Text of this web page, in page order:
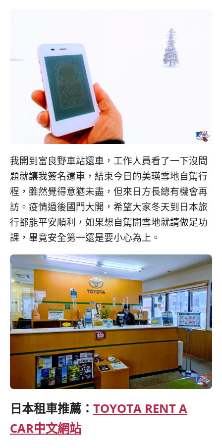
我開到富良野車站還車，工作人員看了一下沒問
題就讓我簽名還車，結束今日的美瑛雪地自駕行
程，雖然覺得意猶未盡，但來日方長總有機會再
訪。疫情過後國門大開，希望大家冬天到日本旅
行都能平安順利，如果想自駕開雪地就請做足功
課，畢竟安全第一還是要小心為上。
日本租車推薦： TOYOTA RENT A
CAR中文網站